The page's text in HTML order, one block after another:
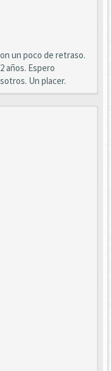
un poco de retraso.
años. Espero
Un placer.